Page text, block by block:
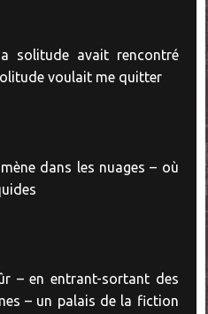
solitude avait rencontré
voulait me quitter
dans les nuages – où
– en entrant-sortant des
– un palais de la fiction